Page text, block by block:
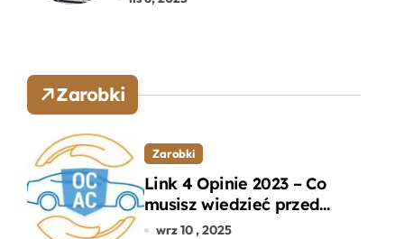
Zarobki
Zarobki
Link 4 Opinie 2023 – Co
musisz wiedzieć przed
wyborem ubezpieczenia
wrz 10 , 2025